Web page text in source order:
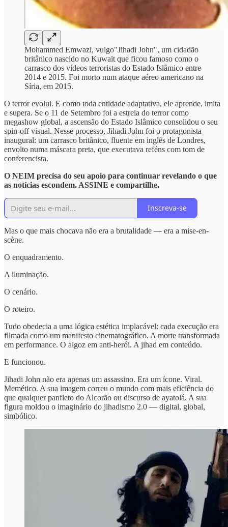
Mohammed Emwazi, vulgo"Jihadi John", um cidadão
britânico nascido no Kuwait que ficou famoso como o
carrasco dos vídeos terroristas do Estado Islâmico entre
2014 e 2015. Foi morto num ataque aéreo americano na
Síria, em 2015.
O terror evolui. E como toda entidade adaptativa, ele aprende, imita
e supera. Se o 11 de Setembro foi a estreia do terror como
megashow global, a ascensão do Estado Islâmico consolidou o seu
spin-off visual. Nesse processo, Jihadi John foi o protagonista
inaugural: um carrasco britânico, fluente em inglês de Londres,
envolto numa máscara preta, que executava reféns com tom de
conferencista.
O NEIM precisa do seu apoio para continuar revelando o que
as notícias escondem. ASSINE e compartilhe.
Inscreva-se
Mas o que mais chocava não era a brutalidade — era a mise-en-
scène.
O enquadramento.
A iluminação.
O cenário.
O roteiro.
Tudo obedecia a uma lógica estética implacável: cada execução era
filmada como um manifesto cinematográfico. A morte transformada
em performance. O algoz em anti-herói. A jihad em conteúdo.
E funcionou.
Jihadi John não era apenas um assassino. Era um ícone. Viral.
Memético. A sua imagem correu o mundo com mais eficiência do
que qualquer panfleto do Alcorão ou discurso de ayatolá. A sua
figura moldou o imaginário do jihadismo 2.0 — digital, global,
simbólico.